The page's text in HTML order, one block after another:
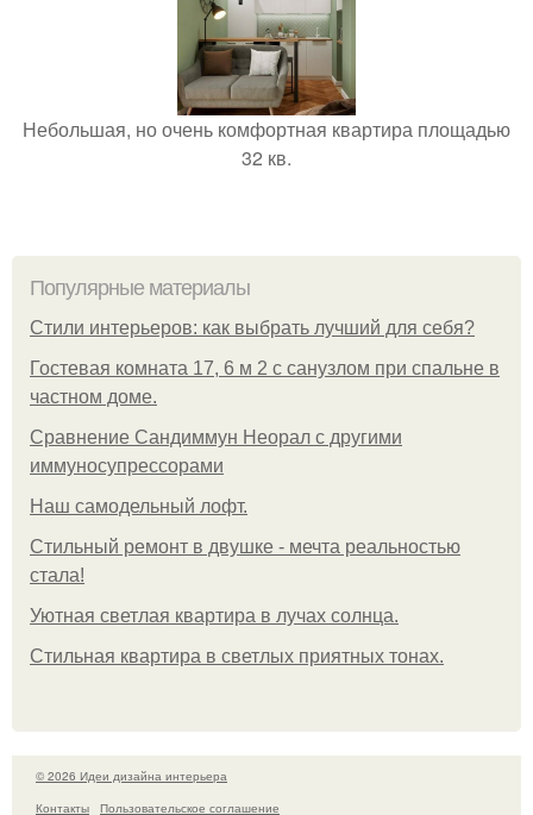
Небольшая, но очень комфортная квартира площадью
32 кв.
Популярные материалы
Стили интерьеров: как выбрать лучший для себя?
Гостевая комната 17, 6 м 2 с санузлом при спальне в
частном доме.
Сравнение Сандиммун Неорал с другими
иммуносупрессорами
Наш самодельный лофт.
Стильный ремонт в двушке - мечта реальностью
стала!
Уютная светлая квартира в лучах солнца.
Стильная квартира в светлых приятных тонах.
© 2026 Идеи дизайна интерьера
Контакты
Пользовательское соглашение